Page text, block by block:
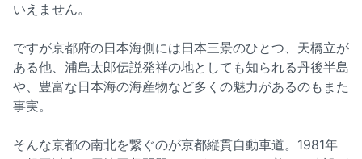
いえません。
ですが京都府の日本海側には日本三景のひとつ、天橋立が
ある他、浦島太郎伝説発祥の地としても知られる丹後半島
や、豊富な日本海の海産物など多くの魅力があるのもまた
事実。
そんな京都の南北を繋ぐのが京都縦貫自動車道。1981年